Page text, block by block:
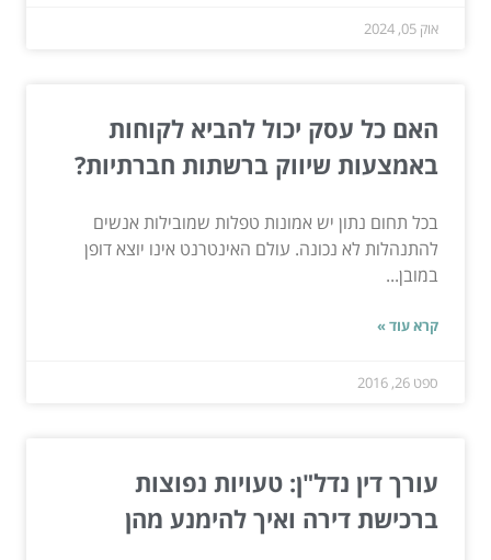
אוק 05, 2024
האם כל עסק יכול להביא לקוחות
באמצעות שיווק ברשתות חברתיות?
בכל תחום נתון יש אמונות טפלות שמובילות אנשים
להתנהלות לא נכונה. עולם האינטרנט אינו יוצא דופן
במובן...
קרא עוד »
ספט 26, 2016
עורך דין נדל"ן: טעויות נפוצות
ברכישת דירה ואיך להימנע מהן